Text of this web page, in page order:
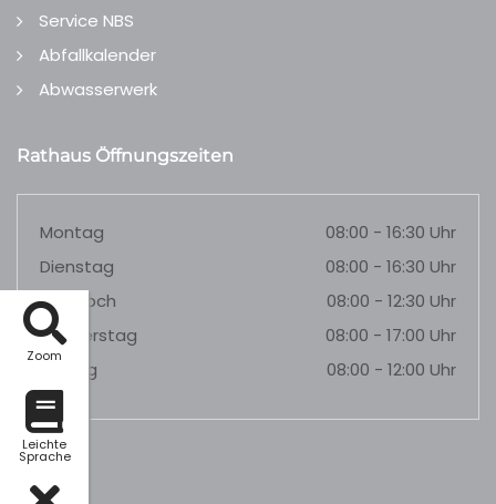
Zoom
Leichte
Sprache
Service NBS
Abfallkalender
Abwasserwerk
Rathaus Öffnungszeiten
Montag
08:00 - 16:30 Uhr
Dienstag
08:00 - 16:30 Uhr
Mittwoch
08:00 - 12:30 Uhr
Donnerstag
08:00 - 17:00 Uhr
Freitag
08:00 - 12:00 Uhr